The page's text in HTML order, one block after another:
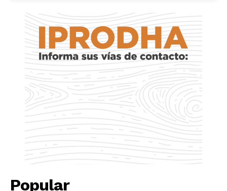
Popular